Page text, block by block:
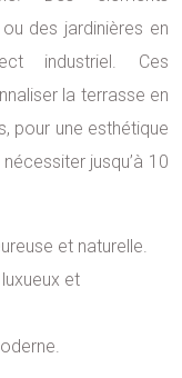
des jardinières en
industriel. Ces
la terrasse en
pour une esthétique
jusqu’à 10
et naturelle.
et